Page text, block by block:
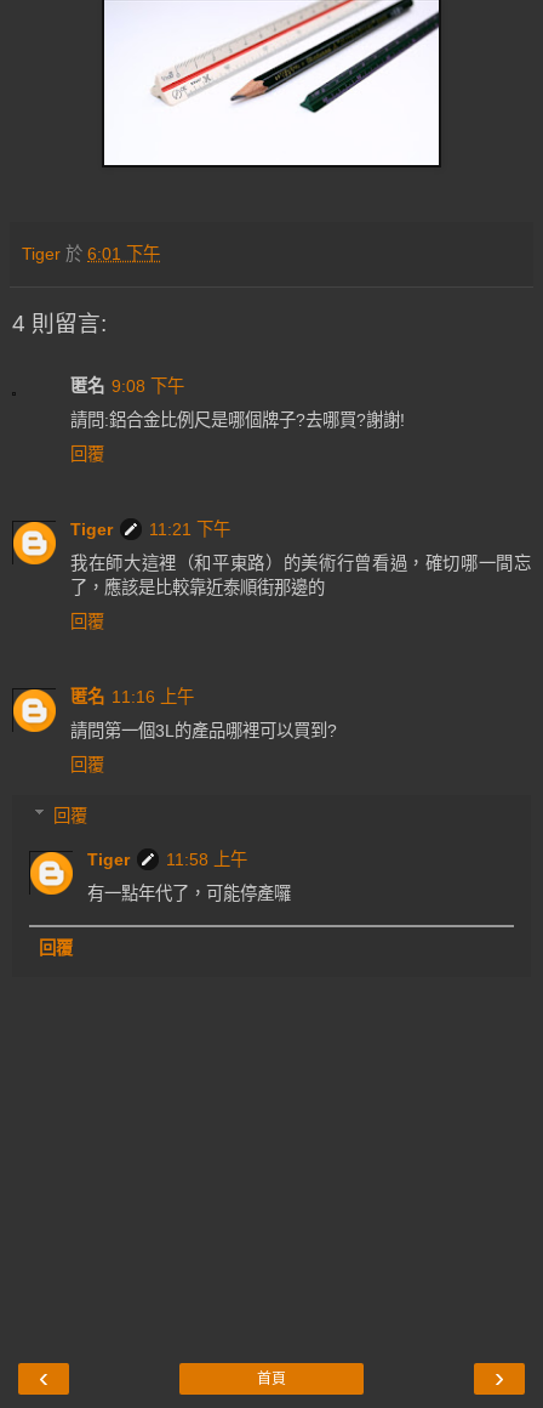
Tiger 於 6:01 下午
4 則留言:
匿名 9:08 下午
請問:鋁合金比例尺是哪個牌子?去哪買?謝謝!
回覆
Tiger
11:21 下午
我在師大這裡（和平東路）的美術行曾看過，確切哪一間忘
了，應該是比較靠近泰順街那邊的
回覆
匿名 11:16 上午
請問第一個3L的產品哪裡可以買到?
回覆
回覆
Tiger
11:58 上午
有一點年代了，可能停產囉
回覆
‹ ›
首頁